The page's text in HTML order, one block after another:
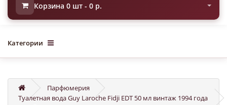
Корзина 0 шт - 0 р.
Категории
Парфюмерия
Туалетная вода Guy Laroche Fidji EDT 50 мл винтаж 1994 года